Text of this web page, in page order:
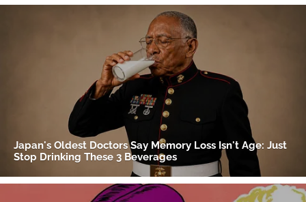
Gracias por suscribirte a nuestro boletín.
ACEPTAR